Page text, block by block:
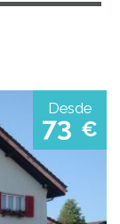
Desde
73 €